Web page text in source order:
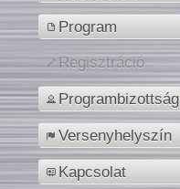
Program
Regisztráció
Programbizottság
Versenyhelyszín
Kapcsolat